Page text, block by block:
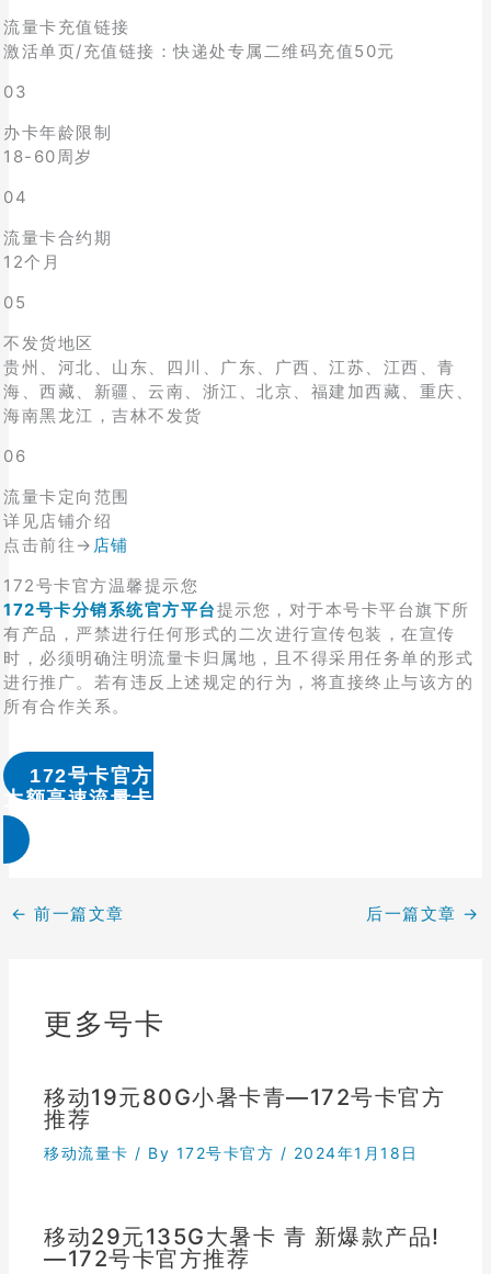
流量卡充值链接
激活单页/充值链接：快递处专属二维码充值50元
03
办卡年龄限制
18-60周岁
04
流量卡合约期
12个月
05
不发货地区
贵州、河北、山东、四川、广东、广西、江苏、江西、青
海、西藏、新疆、云南、浙江、北京、福建加西藏、重庆、
海南黑龙江，吉林不发货
06
流量卡定向范围
详见店铺介绍
点击前往→ 店铺
172号卡官方温馨提示您
172号卡分销系统官方平台提示您，对于本号卡平台旗下所
有产品，严禁进行任何形式的二次进行宣传包装，在宣传
时，必须明确注明流量卡归属地，且不得采用任务单的形式
进行推广。若有违反上述规定的行为，将直接终止与该方的
所有合作关系。
172号卡官方
大额高速流量卡办理 & 流量卡代理加盟
← 前一篇文章 后一篇文章 →
更多号卡
移动19元80G小暑卡青—172号卡官方
推荐
移动流量卡 / By 172号卡官方 / 2024年1月18日
移动29元135G大暑卡 青 新爆款产品!
—172号卡官方推荐